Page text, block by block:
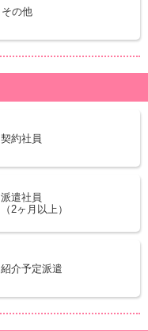
その他
契約社員
派遣社員
（2ヶ月以上）
紹介予定派遣